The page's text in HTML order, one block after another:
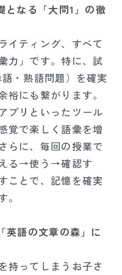
となる「大問1」の徹
イティング、すべて
力」です。特に、試
・熟語問題）を確実
裕にも繋がります。
プリといったツール
覚で楽しく語彙を増
らに、毎回の授業で
る→使う→確認す
ことで、記憶を確実
英語の文章の森」に
持ってしまうお子さ